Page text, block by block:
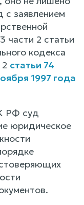
с заявлением
части 2 статьи
кодекса
статьи 74
1997 года
РФ суд
юридическое